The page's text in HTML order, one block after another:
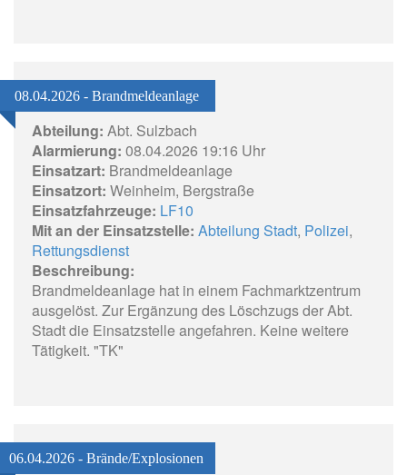
08.04.2026 - Brandmeldeanlage
Abteilung: Abt. Sulzbach
Alarmierung: 08.04.2026 19:16 Uhr
Einsatzart: Brandmeldeanlage
Einsatzort: Weinheim, Bergstraße
Einsatzfahrzeuge: LF10
Mit an der Einsatzstelle: Abteilung Stadt, Polizei,
Rettungsdienst
Beschreibung:
Brandmeldeanlage hat in einem Fachmarktzentrum
ausgelöst. Zur Ergänzung des Löschzugs der Abt.
Stadt die Einsatzstelle angefahren. Keine weitere
Tätigkeit. "TK"
06.04.2026 - Brände/Explosionen